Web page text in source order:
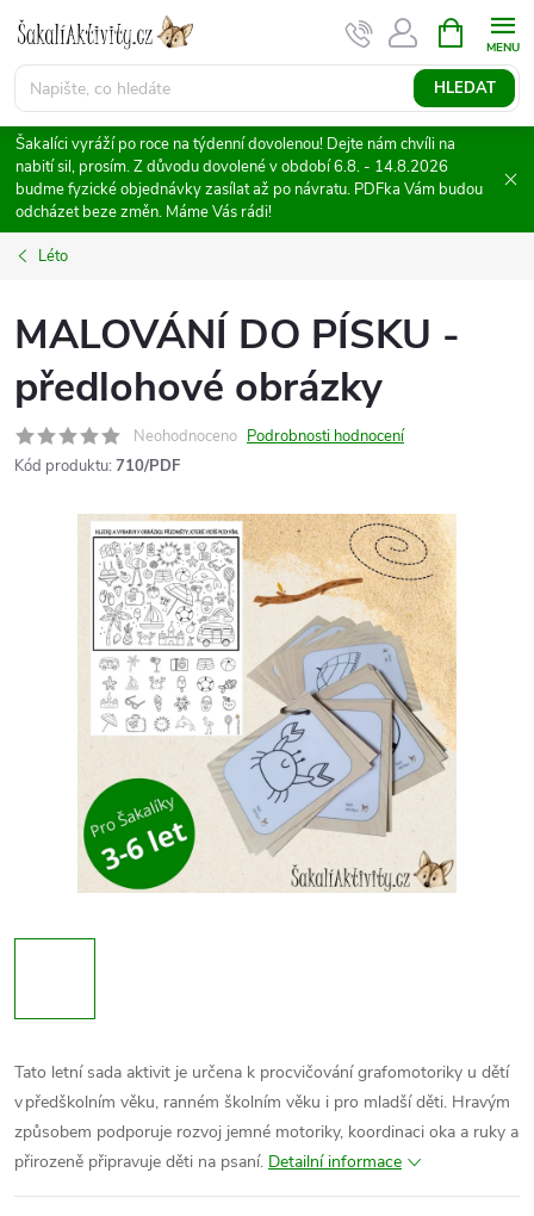
Přejít
obsah
HLEDAT
NÁKUPNÍ
KOŠÍK
Šakalíci vyráží po roce na týdenní dovolenou! Dejte nám chvíli na
nabití sil, prosím. Z důvodu dovolené v období 6.8. - 14.8.2026
budme fyzické objednávky zasílat až po návratu. PDFka Vám budou
odcházet beze změn. Máme Vás rádi!
Léto
MALOVÁNÍ DO PÍSKU -
předlohové obrázky
Neohodnoceno Podrobnosti hodnocení
Kód produktu: 710/PDF
Tato letní sada aktivit je určena k procvičování grafomotoriky u dětí
v předškolním věku, ranném školním věku i pro mladší děti. Hravým
způsobem podporuje rozvoj jemné motoriky, koordinaci oka a ruky a
přirozeně připravuje děti na psaní. Detailní informace